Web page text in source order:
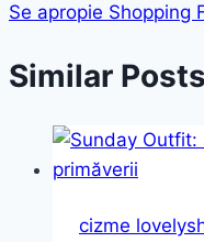
Se apropie Shopping
Similar Posts
cizme